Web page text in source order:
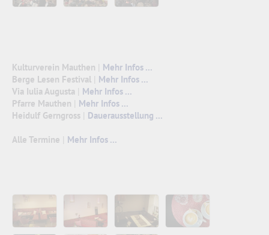
Kulturverein Mauthen
Mehr Infos ...
Berge Lesen Festival
Mehr Infos ...
Via Iulia Augusta
Mehr Infos ...
Pfarre Mauthen
Mehr Infos ...
Heidulf Gerngross
Dauerausstellung ...
Alle Termine Mehr Infos ...